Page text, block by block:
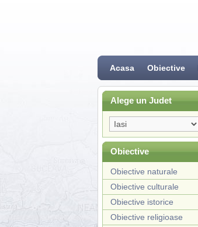
Acasa Obiective
Alege un Judet
Obiective
Obiective naturale
Obiective culturale
Obiective istorice
Obiective religioase